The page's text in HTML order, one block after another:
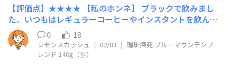
【評価点】★★★★ 【私のホンネ】 ブラックで飲みまし
た。いつもはレギュラーコーヒーやインスタントを飲んで
います。それらと比べると、香り、苦み、旨味が立体的で
奥行を感じました。豆からのコーヒーとはこういうものか
としみじみ感じました。 【リピート】あり（他の豆も飲
0 18
レモンスカッシュ | 02/03 | 珈琲探究 ブルーマウンテンブ
レンド 140g（豆）